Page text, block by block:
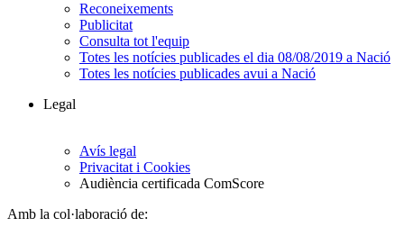
Reconeixements
Publicitat
Consulta tot l'equip
Totes les notícies publicades el dia 08/08/2019 a Nació
Totes les notícies publicades avui a Nació
Legal
Avís legal
Privacitat i Cookies
Audiència certificada ComScore
Amb la col·laboració de: